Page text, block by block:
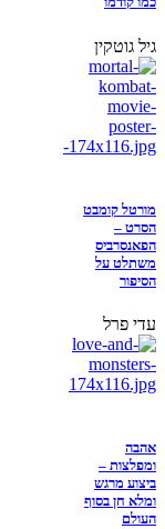
גיל גוטקין
מורטל קומבט
הסרט –
הפאנסרביס
משתלט על
הסיפור
עדי פרל
אהבה
ומפלצות –
ביצוע מרגש
ומלא חן בסוף
העולם